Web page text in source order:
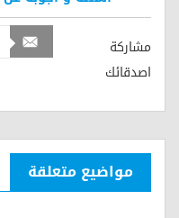
مشاركة
اصدقائك
مواضيع متعلقة